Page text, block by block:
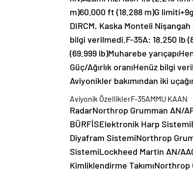
m)60.000 ft (18.288 m)G
DIRCM, Kaska Monteli
bilgi verilmedi.F-35A: 18.250 lb
(69.999 lb)Muharebe
Güç/Ağırlık oranıHenüz bilgi
Aviyonikler bakımından iki
Aviyonik ÖzelliklerF-35AMMU KAAN
RadarNorthrop Grumman AN/
BÜRFİSElektronik Harp
Diyafram SistemiNorthrop
SistemiLockheed Martin AN/
Kimliklendirme TakımıNorthrop